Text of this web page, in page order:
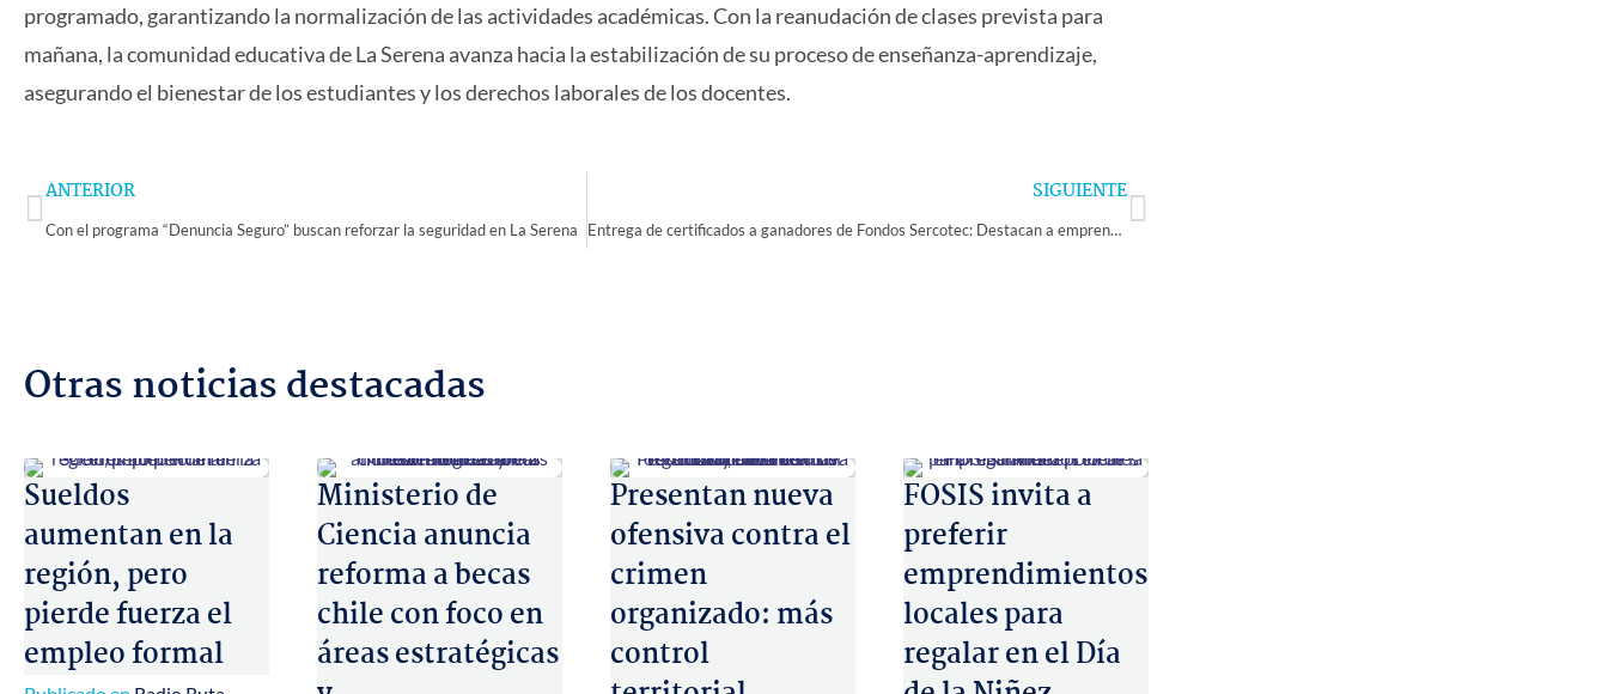
programado, garantizando la normalización de las actividades académicas. Con la reanudación de clases prevista para
mañana, la comunidad educativa de La Serena avanza hacia la estabilización de su proceso de enseñanza-aprendizaje,
asegurando el bienestar de los estudiantes y los derechos laborales de los docentes.
Prev
ANTERIOR
Con el programa “Denuncia Seguro” buscan reforzar la seguridad en La Serena
SIGUIENTE
Entrega de certificados a ganadores de Fondos Sercotec: Destacan a emprendedores de Choapa en el inicio de la Semana de las MiPymes y Cooperativas
Next
Otras noticias destacadas
Sueldos
aumentan en la
región, pero
pierde fuerza el
empleo formal
Ministerio de
Ciencia anuncia
reforma a becas
chile con foco en
áreas estratégicas
Presentan nueva
ofensiva contra el
crimen
organizado: más
control
FOSIS invita a
preferir
emprendimientos
locales para
regalar en el Día